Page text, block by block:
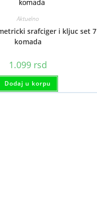
Aktuelno
srafciger i kljuc set 7
komada
1.099 rsd
Dodaj u korpu